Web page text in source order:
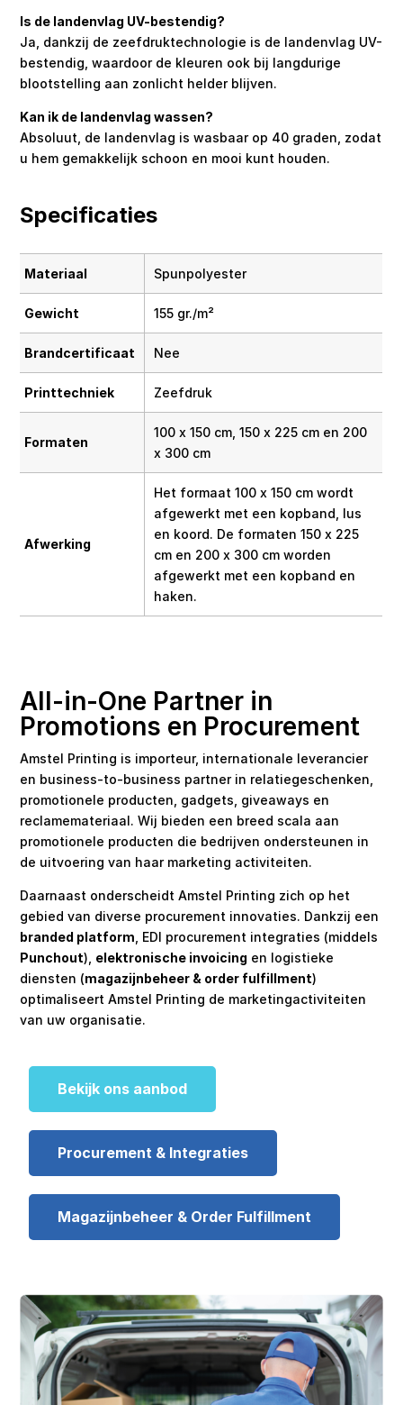
Is de landenvlag UV-bestendig?
Ja, dankzij de zeefdruktechnologie is de landenvlag UV-
bestendig, waardoor de kleuren ook bij langdurige
blootstelling aan zonlicht helder blijven.
Kan ik de landenvlag wassen?
Absoluut, de landenvlag is wasbaar op 40 graden, zodat
u hem gemakkelijk schoon en mooi kunt houden.
Specificaties
Materiaal Spunpolyester
Gewicht 155 gr./m²
Brandcertificaat Nee
Printtechniek Zeefdruk
Formaten
100 x 150 cm, 150 x 225 cm en 200
x 300 cm
Afwerking
Het formaat 100 x 150 cm wordt
afgewerkt met een kopband, lus
en koord. De formaten 150 x 225
cm en 200 x 300 cm worden
afgewerkt met een kopband en
haken.
All-in-One Partner in
Promotions en Procurement
Amstel Printing is importeur, internationale leverancier
en business-to-business partner in relatiegeschenken,
promotionele producten, gadgets, giveaways en
reclamemateriaal. Wij bieden een breed scala aan
promotionele producten die bedrijven ondersteunen in
de uitvoering van haar marketing activiteiten.
Daarnaast onderscheidt Amstel Printing zich op het
gebied van diverse procurement innovaties. Dankzij een
branded platform , EDI procurement integraties (middels
Punchout), elektronische invoicing en logistieke
diensten (magazijnbeheer & order fulfillment)
optimaliseert Amstel Printing de marketingactiviteiten
van uw organisatie.
Bekijk ons aanbod
Procurement & Integraties
Magazijnbeheer & Order Fulfillment